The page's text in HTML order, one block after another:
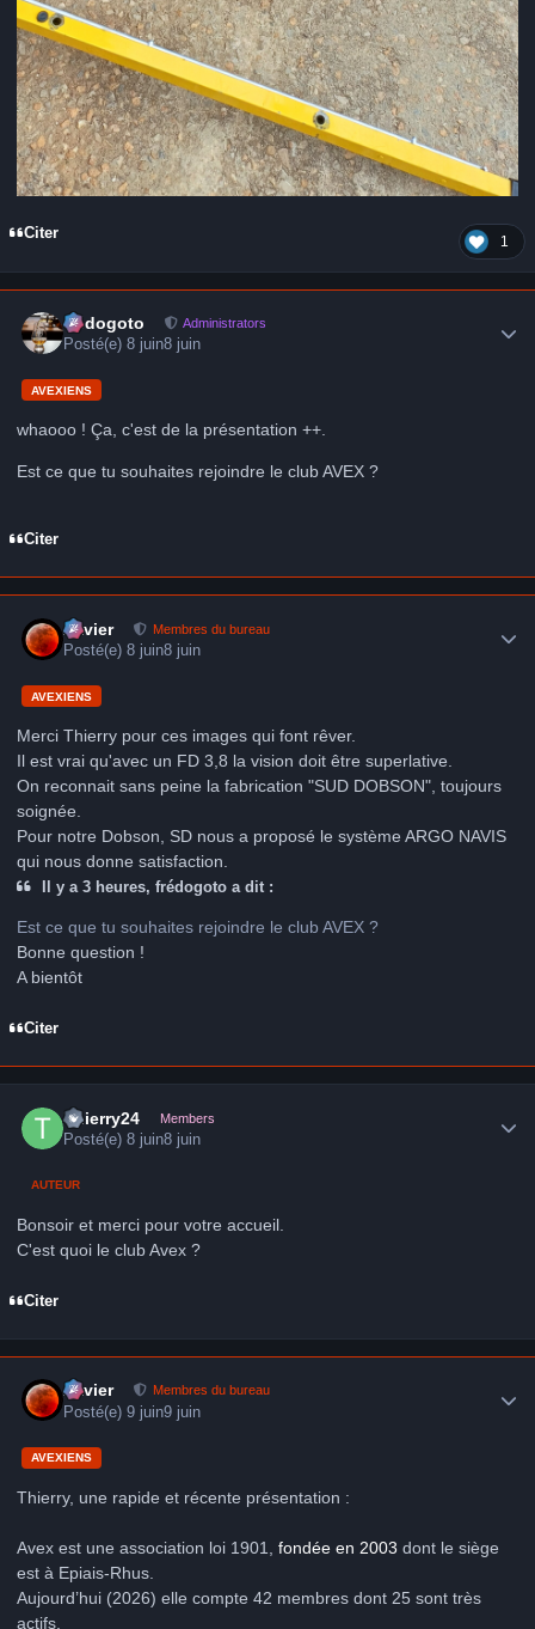
Citer 1
frédogoto Administrators
Posté(e)8 juin8 juin
AVEXIENS
whaooo ! Ça, c'est de la présentation ++.
Est ce que tu souhaites rejoindre le club AVEX ?
Citer
Xavier Membres du bureau
Posté(e)8 juin8 juin
AVEXIENS
Merci Thierry pour ces images qui font rêver.
Il est vrai qu'avec un FD 3,8 la vision doit être superlative.
On reconnait sans peine la fabrication "SUD DOBSON", toujours
soignée.
Pour notre Dobson, SD nous a proposé le système ARGO NAVIS
qui nous donne satisfaction.
Il y a 3 heures, frédogoto a dit :
Est ce que tu souhaites rejoindre le club AVEX ?
Bonne question !
A bientôt
Citer
Thierry24 Members
Posté(e)8 juin8 juin
AUTEUR
Bonsoir et merci pour votre accueil.
C'est quoi le club Avex ?
Citer
Xavier Membres du bureau
Posté(e)9 juin9 juin
AVEXIENS
Thierry, une rapide et récente présentation :
Avex est une association loi 1901, fondée en 2003 dont le siège
est à Epiais-Rhus.
Aujourd’hui (2026) elle compte 42 membres dont 25 sont très
actifs.